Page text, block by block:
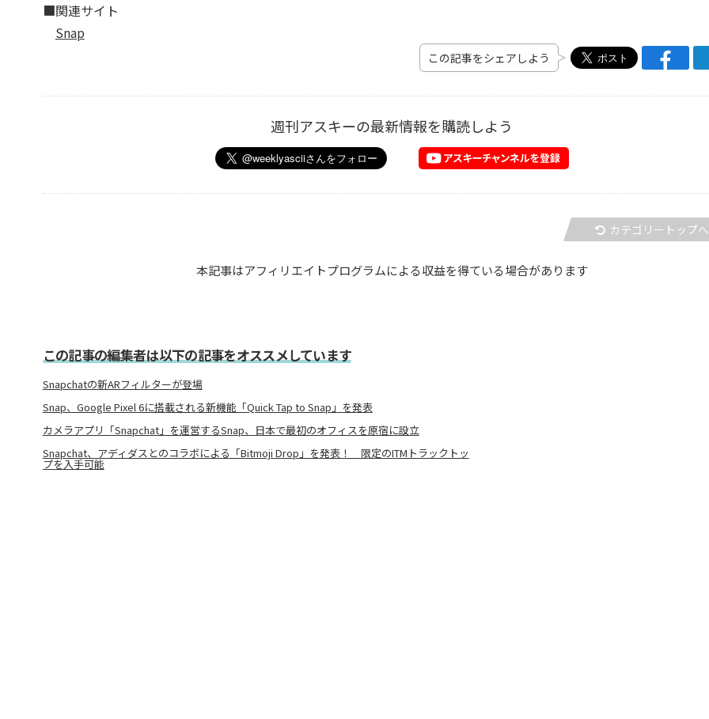
■関連サイト
Snap
この記事をシェアしよう
週刊アスキーの最新情報を購読しよう
カテゴリートップへ
本記事はアフィリエイトプログラムによる収益を得ている場合があります
この記事の編集者は以下の記事をオススメしています
Snapchatの新ARフィルターが登場
Snap、Google Pixel 6に搭載される新機能「Quick Tap to Snap」を発表
カメラアプリ「Snapchat」を運営するSnap、日本で最初のオフィスを原宿に設立
Snapchat、アディダスとのコラボによる「Bitmoji Drop」を発表！ 限定のITMトラックトッ
プを入手可能